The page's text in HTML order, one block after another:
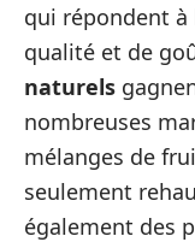
qui répondent
qualité et de
naturels
nombreuses
mélanges de
seulement
également des